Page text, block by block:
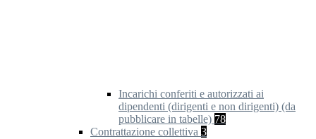
Incarichi conferiti e autorizzati ai
dipendenti (dirigenti e non dirigenti) (da
pubblicare in tabelle) 78
Contrattazione collettiva 3